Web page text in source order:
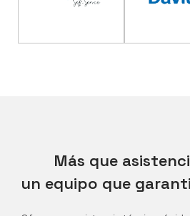
Más que
un equipo que